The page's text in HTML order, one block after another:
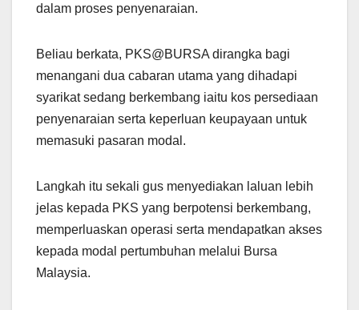
dalam proses penyenaraian.
Beliau berkata, PKS@BURSA dirangka bagi
menangani dua cabaran utama yang dihadapi
syarikat sedang berkembang iaitu kos persediaan
penyenaraian serta keperluan keupayaan untuk
memasuki pasaran modal.
Langkah itu sekali gus menyediakan laluan lebih
jelas kepada PKS yang berpotensi berkembang,
memperluaskan operasi serta mendapatkan akses
kepada modal pertumbuhan melalui Bursa
Malaysia.